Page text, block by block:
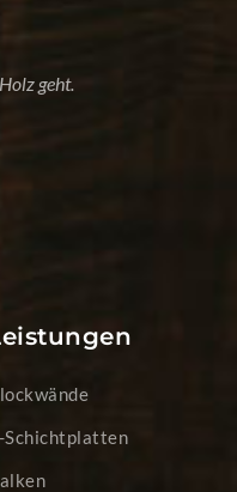
geht.
Schichtplatten